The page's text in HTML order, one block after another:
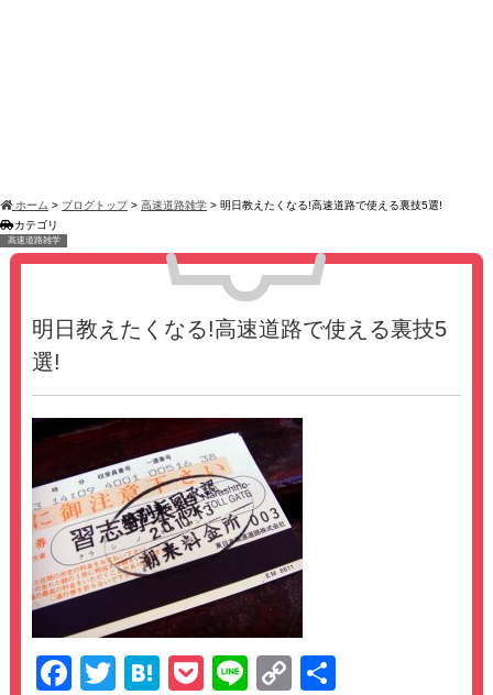
ホーム > ブログトップ> 高速道路雑学 > 明日教えたくなる!高速道路で使える裏技5選!
カテゴリ
高速道路雑学
明日教えたくなる!高速道路で使える裏技5
選!
F
T
H
P
Li
C